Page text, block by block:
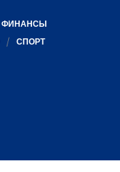
ФИНАНСЫ
СПОРТ